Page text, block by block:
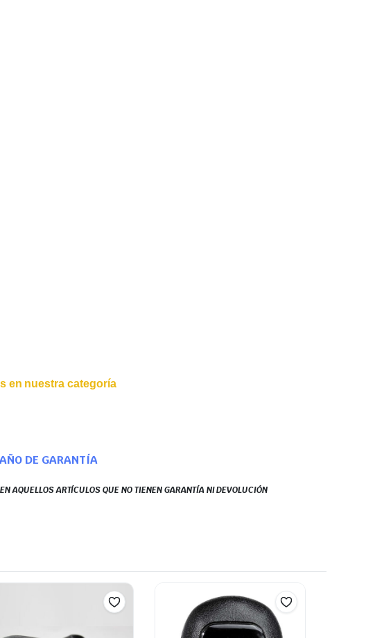
en nuestra categoría
DE GARANTÍA
AQUELLOS ARTÍCULOS QUE NO TIENEN GARANTÍA NI DEVOLUCIÓN